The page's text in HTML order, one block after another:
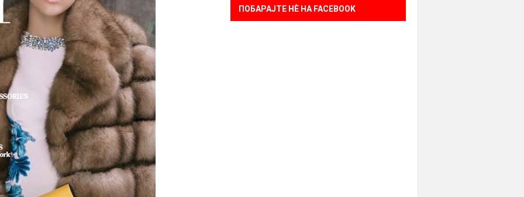
ПОБАРАЈТЕ НÈ НА FACEBOOK